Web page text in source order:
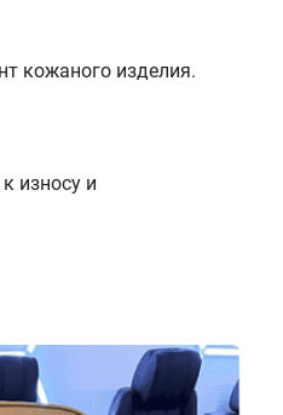
кожаного изделия.
износу и